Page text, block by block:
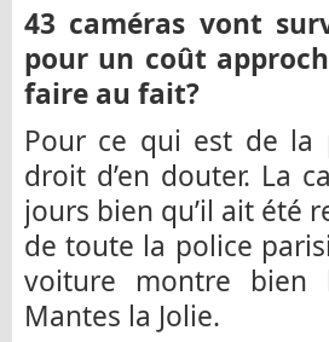
43 caméras vont
pour un coût
faire au fait?
Pour ce qui est de la
droit d’en douter. La
jours bien qu’il ait été
de toute la police
voiture montre bien
Mantes la Jolie.